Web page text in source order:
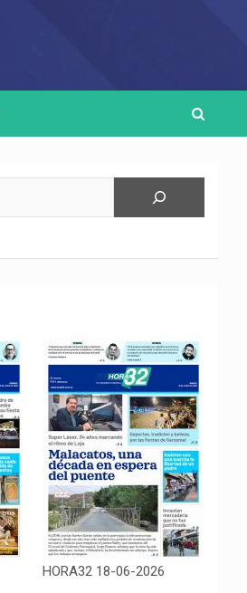
HORA32 18-06-2026